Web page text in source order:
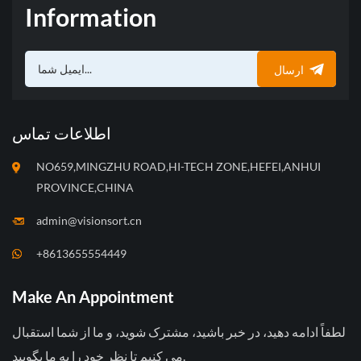
Information
ارسال
اطلاعات تماس
NO659,MINGZHU ROAD,HI-TECH ZONE,HEFEI,ANHUI
PROVINCE,CHINA
admin@visionsort.cn
+8613655554449
Make An Appointment
لطفاً ادامه دهید، در خبر باشید، مشترک شوید، و ما از شما استقبال
می کنیم تا نظر خود را به ما بگویید.